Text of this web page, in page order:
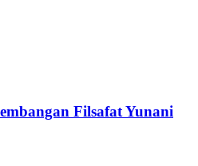
Filsafat Yunani